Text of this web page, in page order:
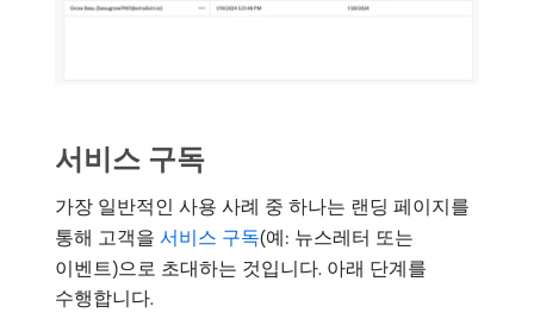
서비스 구독
가장 일반적인 사용 사례 중 하나는 랜딩 페이지를
통해 고객을 서비스 구독(예: 뉴스레터 또는
이벤트)으로 초대하는 것입니다. 아래 단계를
수행합니다.